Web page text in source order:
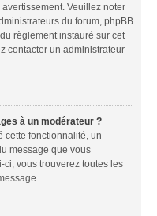
Veuillez noter
du forum, phpBB
règlement instauré sur cet
contacter un administrateur
à un modérateur ?
cette fonctionnalité, un
message que vous
vous trouverez toutes les